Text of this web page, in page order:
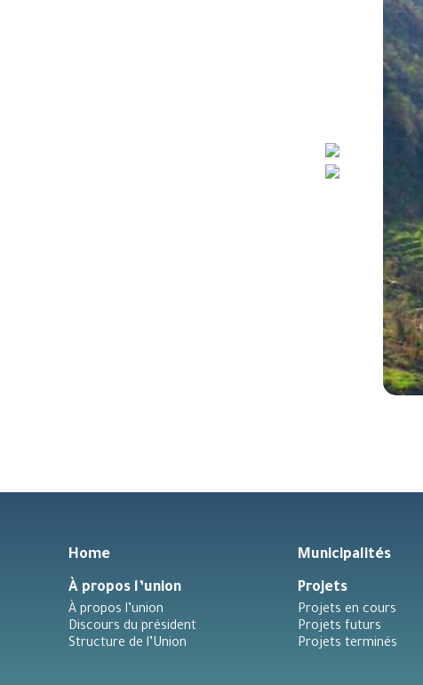
Home
À propos l’union
À propos l’union
Discours du président
Structure de l’Union
Municipalités
Projets
Projets en cours
Projets futurs
Projets terminés